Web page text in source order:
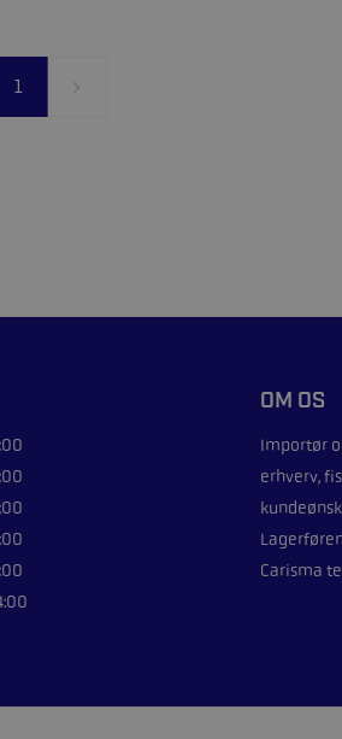
1
OM OS
Importør
erhverv,
Carisma